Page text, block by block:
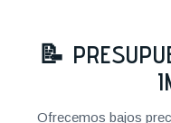
📝
Ofrecemos bajos